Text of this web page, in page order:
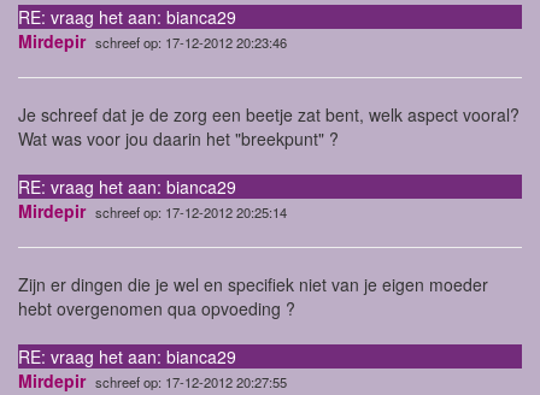
RE: vraag het aan: bianca29
Mirdepir schreef op: 17-12-2012 20:23:46
Je schreef dat je de zorg een beetje zat bent, welk aspect vooral?
Wat was voor jou daarin het "breekpunt" ?
RE: vraag het aan: bianca29
Mirdepir schreef op: 17-12-2012 20:25:14
Zijn er dingen die je wel en specifiek niet van je eigen moeder
hebt overgenomen qua opvoeding ?
RE: vraag het aan: bianca29
Mirdepir schreef op: 17-12-2012 20:27:55